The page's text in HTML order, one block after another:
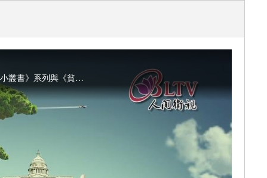
人間衛視今年九月將再推出《Yun's Audible》英文有聲書APP，首次上線提供《人間佛教英文小叢書》系列與《貧僧有話要說》英文版，希望透過文字與聲音，讓英文讀者也可以閱讀人間佛教著作，瞭解佛教意涵、學習佛法生命真諦。